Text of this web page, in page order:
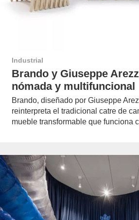
Industrial
Brando y Giuseppe
nómada y multifuncional
Brando, diseñado por Giuseppe
reinterpreta el tradicional catre de
mueble transformable que funciona